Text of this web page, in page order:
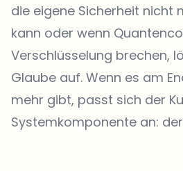
die eigene Sicherheit nicht
kann oder wenn
Verschlüsselung brechen,
Glaube auf. Wenn es am
mehr gibt, passt sich der
Systemkomponente an: